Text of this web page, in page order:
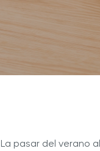
Sistema
Explora
¿Por
líder en
La pasar del verano